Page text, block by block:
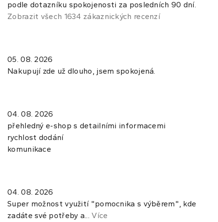
podle dotazníku spokojenosti za posledních 90 dní.
Zobrazit všech 1634 zákaznických recenzí
05. 08. 2026
Nakupují zde už dlouho, jsem spokojená.
04. 08. 2026
přehledný e-shop s detailními informacemi
rychlost dodání
komunikace
04. 08. 2026
Super možnost využití "pomocnika s výběrem", kde
zadáte své potřeby a...Více